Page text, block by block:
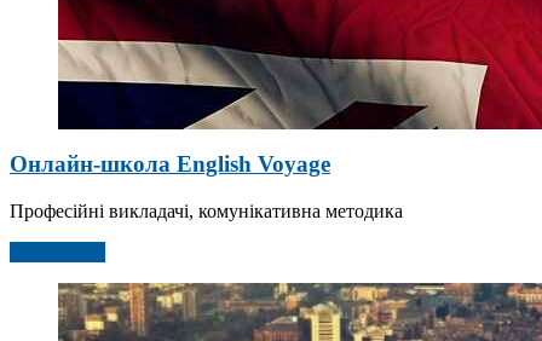
Онлайн-школа English Voyage
Професійні викладачі, комунікативна методика